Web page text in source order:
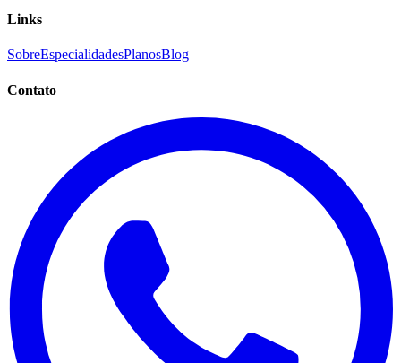
Links
SobreEspecialidadesPlanosBlog
Contato